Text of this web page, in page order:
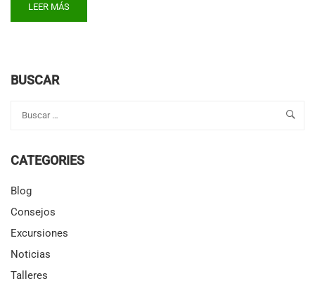
READ
MORE
LOS
SALIR
ZONA
CONFORT
10
DÍAS
LEER MÁS
BUSCAR
CATEGORIES
Blog
Consejos
Excursiones
Noticias
Talleres